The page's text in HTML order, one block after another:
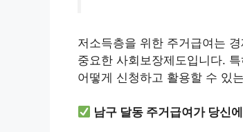
저소득층을 위한 주거급여는
중요한 사회보장제도입니다.
어떻게 신청하고 활용할 수 있
남구 달동 주거급여가 당신